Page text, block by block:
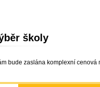
školy
bude zaslána komplexní cenová